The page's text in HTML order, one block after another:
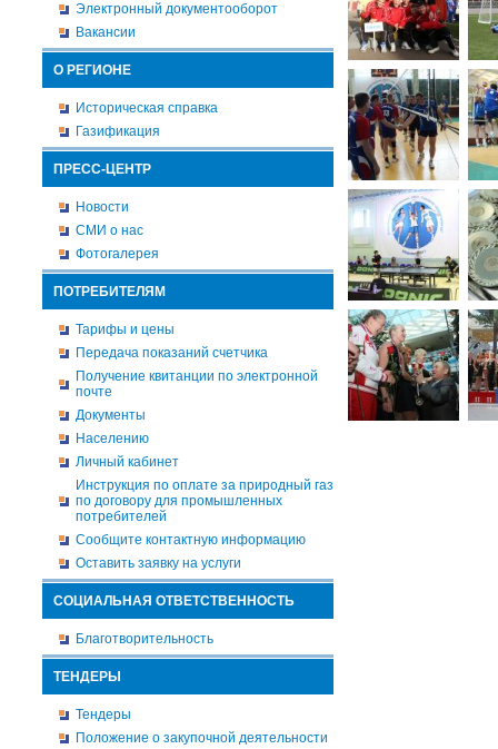
Электронный документооборот
Вакансии
О РЕГИОНЕ
Историческая справка
Газификация
ПРЕСС-ЦЕНТР
Новости
СМИ о нас
Фотогалерея
ПОТРЕБИТЕЛЯМ
Тарифы и цены
Передача показаний счетчика
Получение квитанции по электронной
почте
Документы
Населению
Личный кабинет
Инструкция по оплате за природный газ
по договору для промышленных
потребителей
Сообщите контактную информацию
Оставить заявку на услуги
СОЦИАЛЬНАЯ ОТВЕТСТВЕННОСТЬ
Благотворительность
ТЕНДЕРЫ
Тендеры
Положение о закупочной деятельности